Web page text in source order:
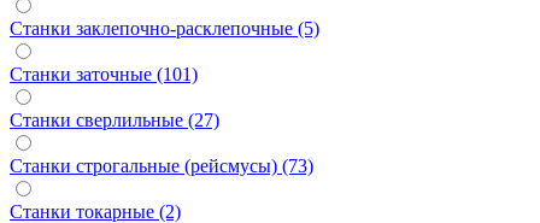
Станки заклепочно-расклепочные (5)
Станки заточные (101)
Станки сверлильные (27)
Станки строгальные (рейсмусы) (73)
Станки токарные (2)